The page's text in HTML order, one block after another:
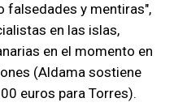
falsedades y mentiras",
en las islas,
en el momento en
(Aldama sostiene
euros para Torres).